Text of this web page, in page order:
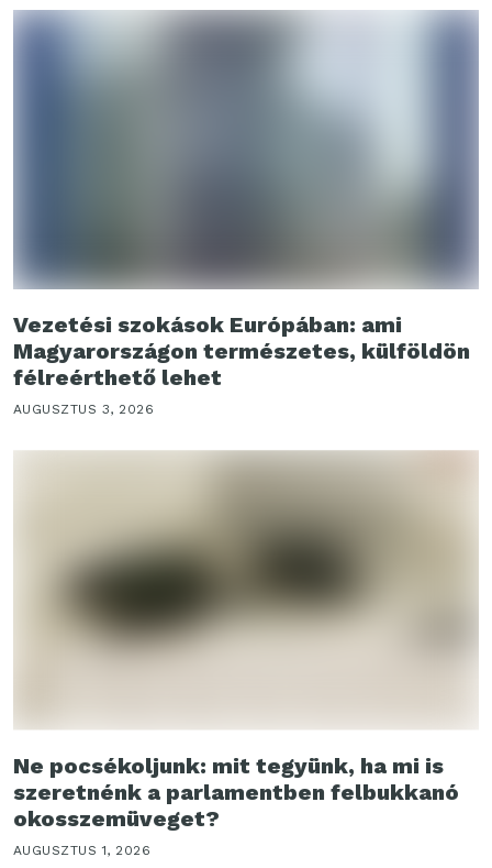
Vezetési szokások Európában: ami
Magyarországon természetes, külföldön
félreérthető lehet
AUGUSZTUS 3, 2026
Ne pocsékoljunk: mit tegyünk, ha mi is
szeretnénk a parlamentben felbukkanó
okosszemüveget?
AUGUSZTUS 1, 2026